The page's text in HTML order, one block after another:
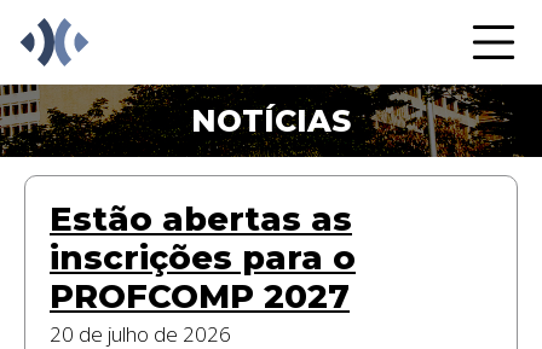
NOTÍCIAS
Estão abertas as
inscrições para o
PROFCOMP 2027
20 de julho de 2026